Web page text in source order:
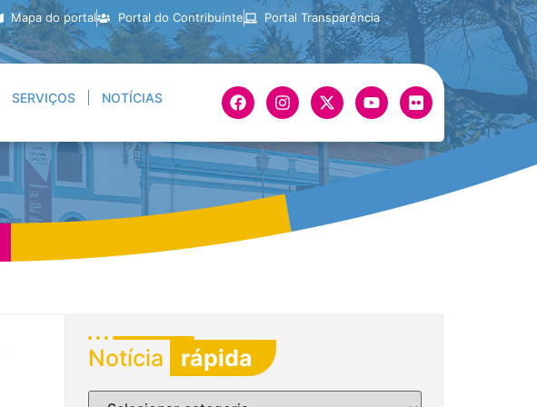
Mapa do portal Portal do Contribuinte Portal Transparência
SERVIÇOS NOTÍCIAS
Notícia rápida